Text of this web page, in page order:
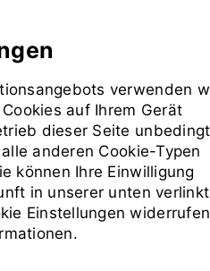
Sie
befinden
sich
auf
der
Seite
"ELO-
Studieren International
ELO-Kurs für
Über den ELO-Kurs
verwenden
auf Ihrem Gerät
dieser Seite unbedingt
anderen Cookie-Typen
können Ihre Einwilligung
in unserer unten
Einstellungen